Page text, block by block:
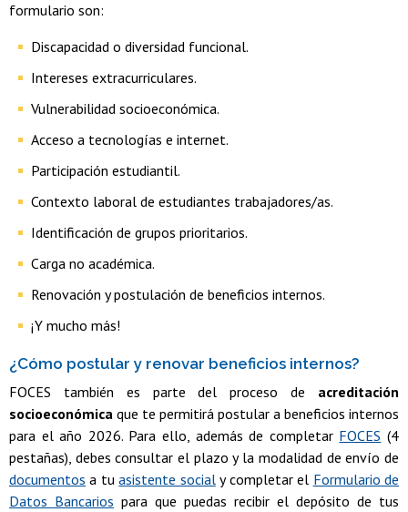
formulario son:
Discapacidad o diversidad funcional.
Intereses extracurriculares.
Vulnerabilidad socioeconómica.
Acceso a tecnologías e internet.
Participación estudiantil.
Contexto laboral de estudiantes trabajadores/as.
Identificación de grupos prioritarios.
Carga no académica.
Renovación y postulación de beneficios internos.
¡Y mucho más!
¿Cómo postular y renovar beneficios internos?
FOCES también es parte del proceso de acreditación
socioeconómica que te permitirá postular a beneficios internos
para el año 2026. Para ello, además de completar FOCES (4
pestañas), debes consultar el plazo y la modalidad de envío de
documentos a tuasistente socialy completar el Formulario de
Datos Bancarios para que puedas recibir el depósito de tus